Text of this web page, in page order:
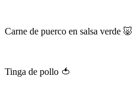
Carne de puerco en salsa verde 🐷
Tinga de pollo 🍅